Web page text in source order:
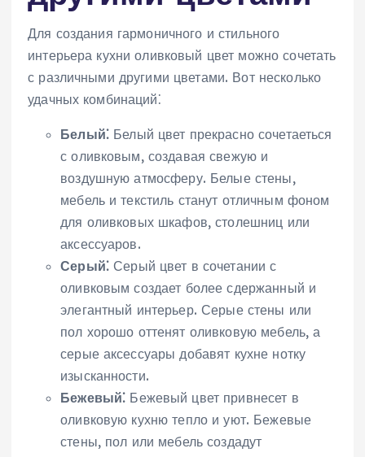
Для создания гармоничного и стильного
интерьера кухни оливковый цвет можно сочетать
с различными другими цветами. Вот несколько
удачных комбинаций⁚
Белый⁚Белый цвет прекрасно сочетаеться
с оливковым, создавая свежую и
воздушную атмосферу. Белые стены,
мебель и текстиль станут отличным фоном
для оливковых шкафов, столешниц или
аксессуаров.
Серый⁚Серый цвет в сочетании с
оливковым создает более сдержанный и
элегантный интерьер. Серые стены или
пол хорошо оттенят оливковую мебель, а
серые аксессуары добавят кухне нотку
изысканности.
Бежевый⁚ Бежевый цвет привнесет в
оливковую кухню тепло и уют. Бежевые
стены, пол или мебель создадут